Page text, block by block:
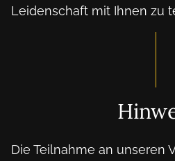
Leidenschaft mit Ihnen zu
Die Teilnahme an unseren